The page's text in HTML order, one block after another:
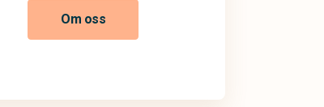
Om oss